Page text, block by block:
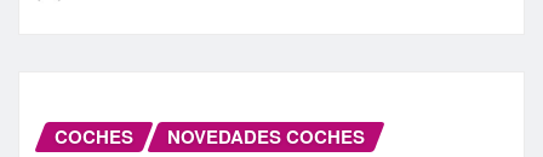
COCHES
NOVEDADES COCHES